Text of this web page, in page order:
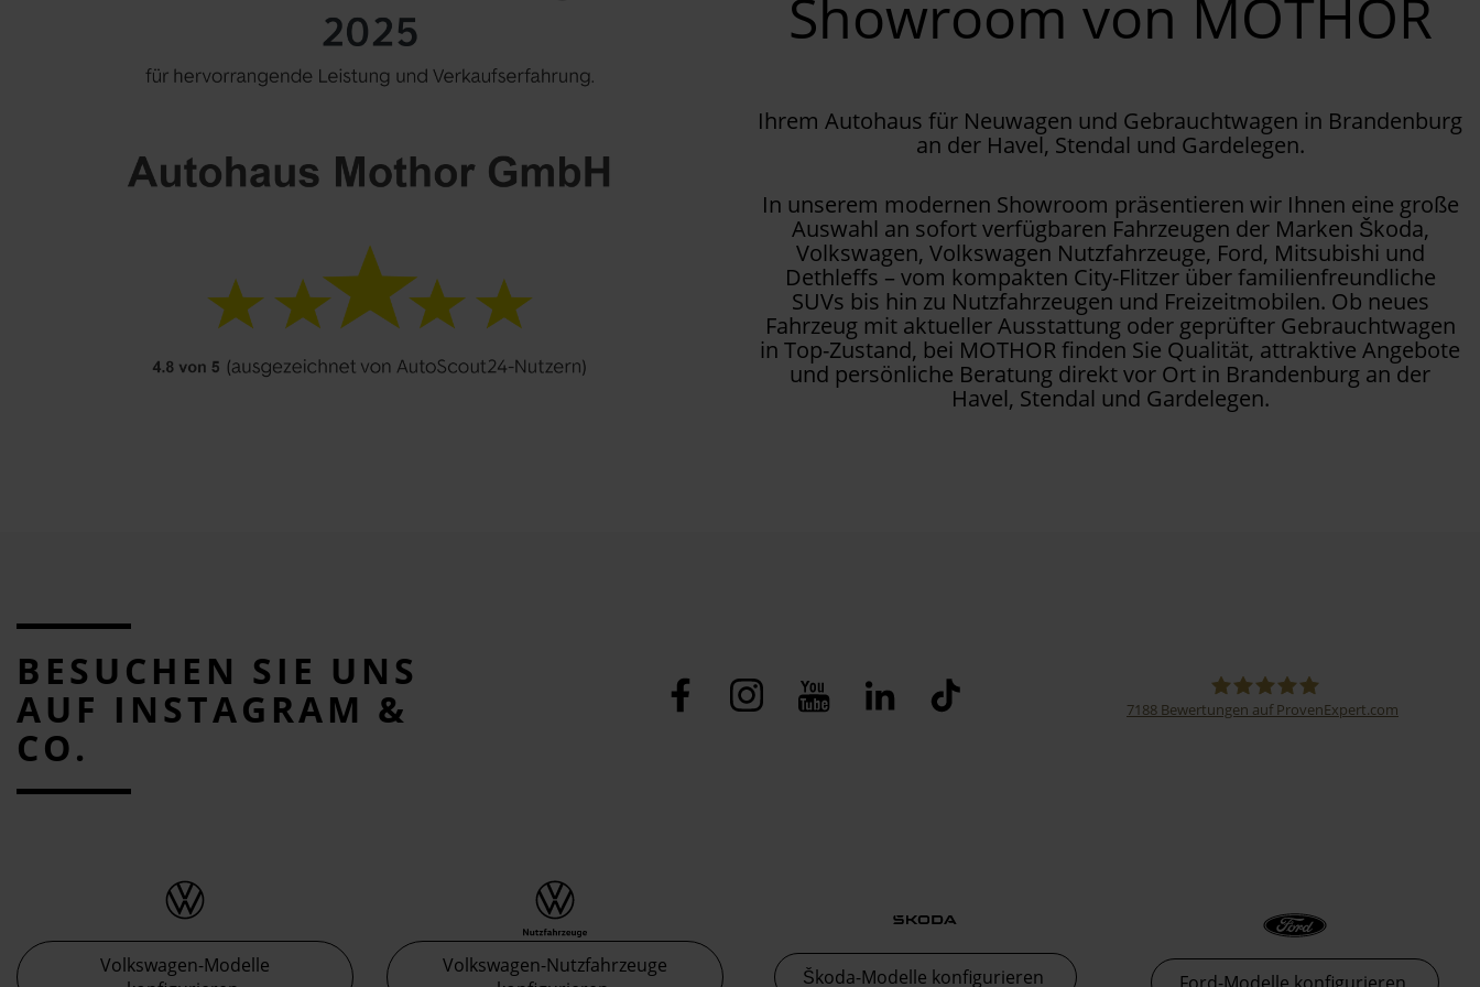
Showroom von MOTHOR
Ihrem Autohaus für Neuwagen und Gebrauchtwagen in Brandenburg
an der Havel, Stendal und Gardelegen.
In unserem modernen Showroom präsentieren wir Ihnen eine große
Auswahl an sofort verfügbaren Fahrzeugen der Marken Škoda,
Volkswagen, Volkswagen Nutzfahrzeuge, Ford, Mitsubishi und
Dethleffs – vom kompakten City-Flitzer über familienfreundliche
SUVs bis hin zu Nutzfahrzeugen und Freizeitmobilen. Ob neues
Fahrzeug mit aktueller Ausstattung oder geprüfter Gebrauchtwagen
in Top-Zustand, bei MOTHOR finden Sie Qualität, attraktive Angebote
und persönliche Beratung direkt vor Ort in Brandenburg an der
Havel, Stendal und Gardelegen.
BESUCHEN SIE UNS
AUF INSTAGRAM &
CO.
7188 Bewertungen auf ProvenExpert.com
Volkswagen-Modelle
Volkswagen-Nutzfahrzeuge
Škoda-Modelle konfigurieren